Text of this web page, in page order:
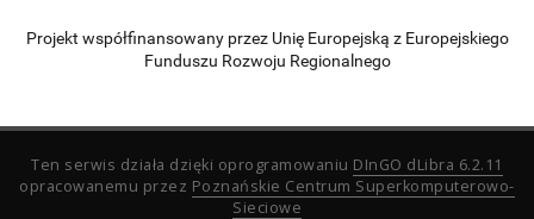
Projekt współfinansowany przez Unię Europejską z Europejskiego
Funduszu Rozwoju Regionalnego
Ten serwis działa dzięki oprogramowaniu DInGO dLibra 6.2.11
opracowanemu przez Poznańskie Centrum Superkomputerowo-
Sieciowe